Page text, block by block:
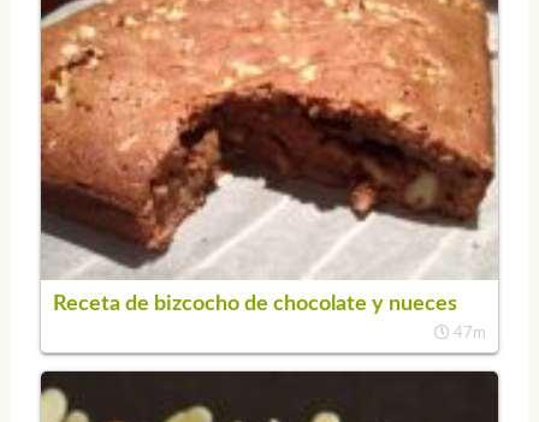
Receta de bizcocho de chocolate y nueces
47m